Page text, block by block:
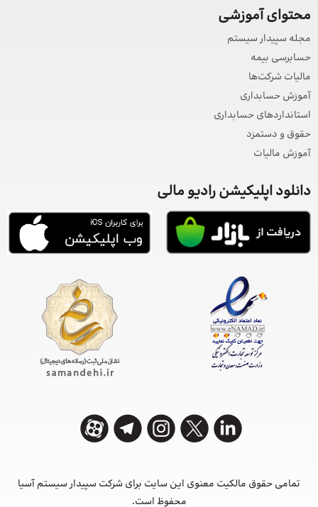
محتوای آموزشی
مجله سپیدار سیستم
حسابرسی بیمه
مالیات شرکت‌ها
آموزش حسابداری
استانداردهای حسابداری
حقوق و دستمزد
آموزش مالیات
دانلود اپلیکیشن رادیو مالی
تمامی حقوق مالکیت معنوی این ‌سایت برای شرکت سپیدار سیستم آسیا
محفوظ است.